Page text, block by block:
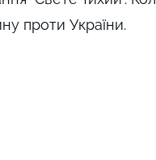
проти України.